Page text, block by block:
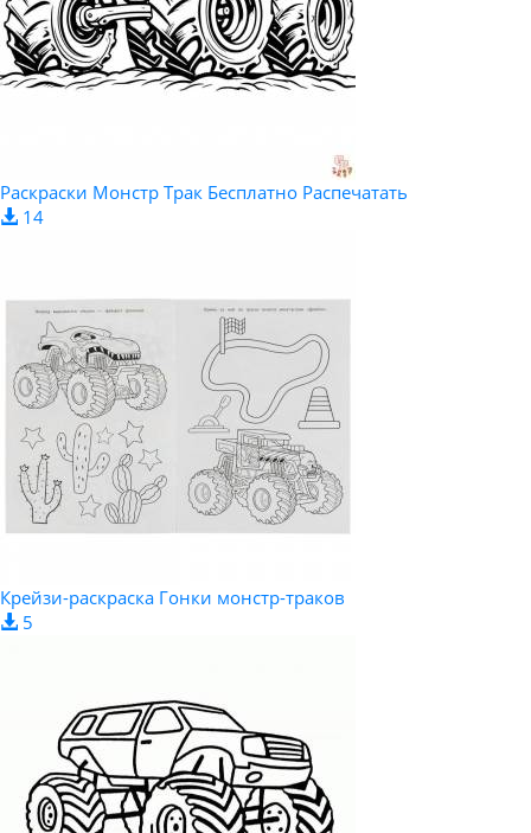
Раскраски Монстр Трак Бесплатно Распечатать
14
Крейзи-раскраска Гонки монстр-траков
5